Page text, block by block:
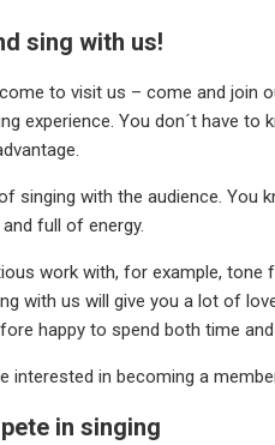
sing with us!
to visit us – come and join
experience. You don´t have
with the audience. You
full of energy.
work with, for example, tone
with us will give you a lot of
happy to spend both time
interested in becoming a
in singing